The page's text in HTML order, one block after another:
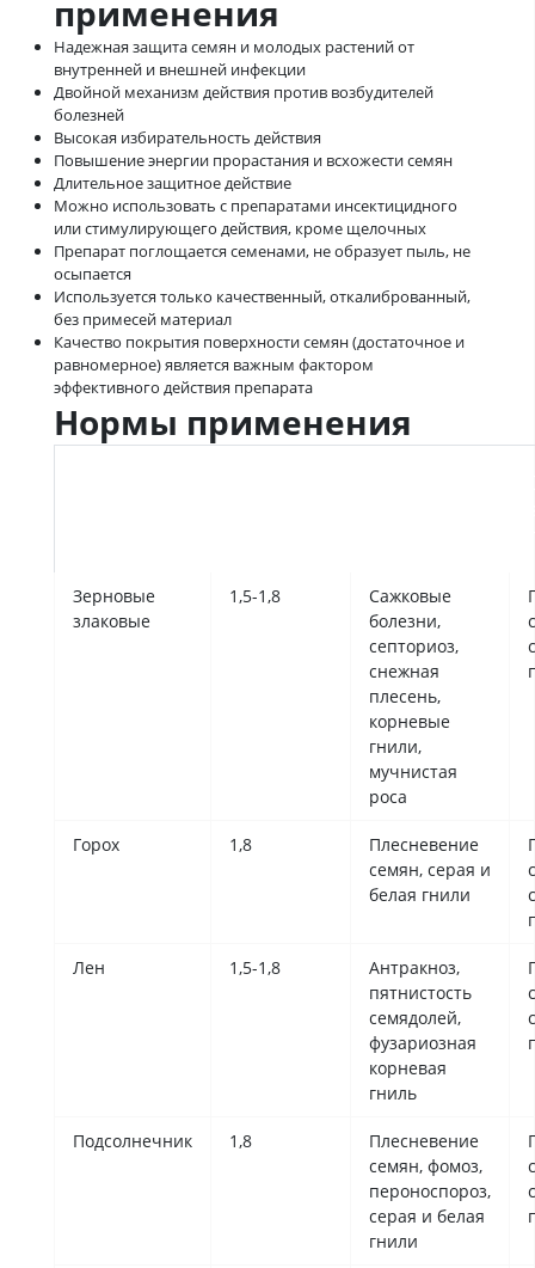
применения
Надежная защита семян и молодых растений от
внутренней и внешней инфекции
Двойной механизм действия против возбудителей
болезней
Высокая избирательность действия
Повышение энергии прорастания и всхожести семян
Длительное защитное действие
Можно использовать с препаратами инсектицидного
или стимулирующего действия, кроме щелочных
Препарат поглощается семенами, не образует пыль, не
осыпается
Используется только качественный, откалиброванный,
без примесей материал
Качество покрытия поверхности семян (достаточное и
равномерное) является важным фактором
эффективного действия препарата
Нормы применения
Зерновые
злаковые
1,5-1,8
Сажковые
болезни,
септориоз,
снежная
плесень,
корневые
гнили,
мучнистая
роса
Горох 1,8
Плесневение
семян, серая и
белая гнили
Лен 1,5-1,8
Антракноз,
пятнистость
семядолей,
фузариозная
корневая
гниль
Подсолнечник 1,8
Плесневение
семян, фомоз,
пероноспороз,
серая и белая
гнили